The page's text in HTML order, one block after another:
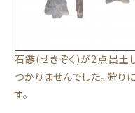
石鏃(せきぞく)が2点出土
つかりませんでした。狩り
す。